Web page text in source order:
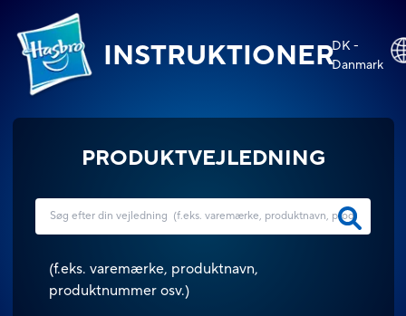
INSTRUKTIONERDK -
Danmark
PRODUKTVEJLEDNING
(f.eks. varemærke, produktnavn,
produktnummer osv.)